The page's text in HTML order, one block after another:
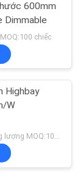
600mm
Dimmable
chiếc
Highbay
W